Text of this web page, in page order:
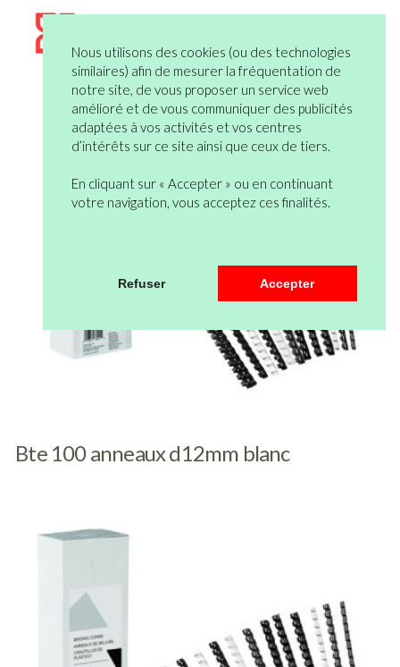
Nous utilisons des cookies (ou des technologies
similaires) afin de mesurer la fréquentation de
notre site, de vous proposer un service web
amélioré et de vous communiquer des publicités
adaptées à vos activités et vos centres
d’intérêts sur ce site ainsi que ceux de tiers.
En cliquant sur « Accepter » ou en continuant
votre navigation, vous acceptez ces finalités.
Refuser Accepter
Bte 100 anneaux d12mm blanc